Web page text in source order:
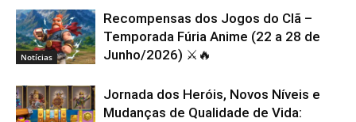
Notícias
Recompensas dos Jogos do Clã –
Temporada Fúria Anime (22 a 28 de
Junho/2026) ⚔️🔥
Jornada dos Heróis, Novos Níveis e
Mudanças de Qualidade de Vida: